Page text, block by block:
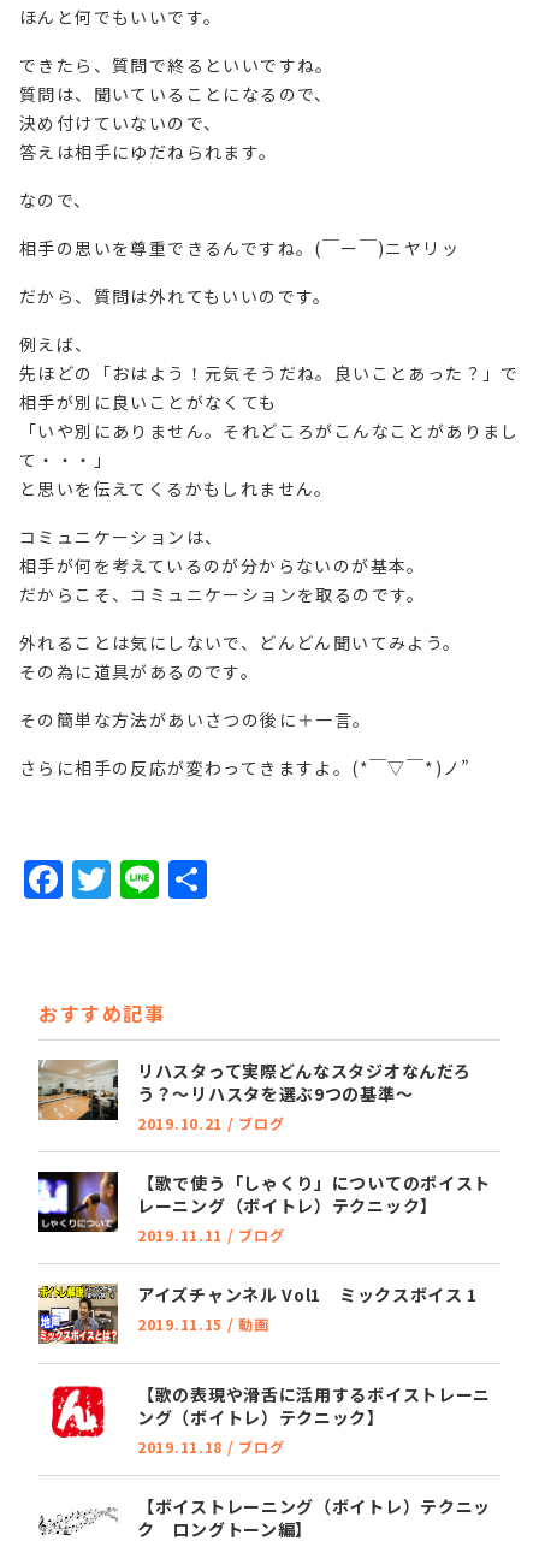
ほんと何でもいいです。
できたら、質問で終るといいですね。
質問は、聞いていることになるので、
決め付けていないので、
答えは相手にゆだねられます。
なので、
相手の思いを尊重できるんですね。(￣ー￣)ニヤリッ
だから、質問は外れてもいいのです。
例えば、
先ほどの「おはよう！元気そうだね。良いことあった？」で
相手が別に良いことがなくても
「いや別にありません。それどころがこんなことがありまし
て・・・」
と思いを伝えてくるかもしれません。
コミュニケーションは、
相手が何を考えているのが分からないのが基本。
だからこそ、コミュニケーションを取るのです。
外れることは気にしないで、どんどん聞いてみよう。
その為に道具があるのです。
その簡単な方法があいさつの後に＋一言。
さらに相手の反応が変わってきますよ。(*￣▽￣*)ノ”
F
e
b
o
o
k
T
t
e
r
Li
おすすめ記事
リハスタって実際どんなスタジオなんだろ
う？～リハスタを選ぶ9つの基準～
2019.10.21 / ブログ
【歌で使う「しゃくり」についてのボイスト
レーニング（ボイトレ）テクニック】
2019.11.11 / ブログ
アイズチャンネル Vol1 ミックスボイス 1
2019.11.15 /動画
【歌の表現や滑舌に活用するボイストレーニ
ング（ボイトレ）テクニック】
2019.11.18 / ブログ
【ボイストレーニング（ボイトレ）テクニッ
ク ロングトーン編】